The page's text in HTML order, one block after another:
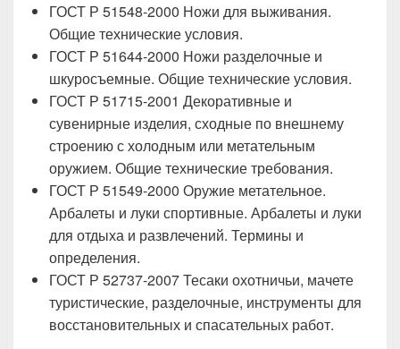
ГОСТ Р 51548-2000 Ножи для выживания.
Общие технические условия.
ГОСТ Р 51644-2000 Ножи разделочные и
шкуросъемные. Общие технические условия.
ГОСТ Р 51715-2001 Декоративные и
сувенирные изделия, сходные по внешнему
строению с холодным или метательным
оружием. Общие технические требования.
ГОСТ Р 51549-2000 Оружие метательное.
Арбалеты и луки спортивные. Арбалеты и луки
для отдыха и развлечений. Термины и
определения.
ГОСТ Р 52737-2007 Тесаки охотничьи, мачете
туристические, разделочные, инструменты для
восстановительных и спасательных работ.